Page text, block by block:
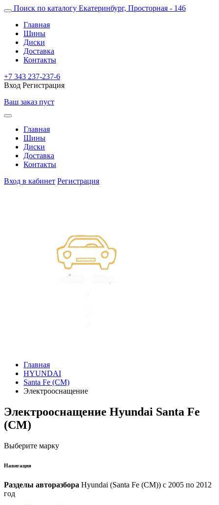
Поиск по каталогу Екатеринбург, Просторная - 146
Главная
Шины
Диски
Доставка
Контакты
+7 343 237-237-6
Вход Регистрация
Ваш заказ пуст
Главная
Шины
Диски
Доставка
Контакты
Вход в кабинет Регистрация
Главная
HYUNDAI
Santa Fe (CM)
Электрооснащение
Электрооснащение Hyundai Santa Fe
(CM)
Выберите марку
Навигация
Разделы авторазбора Hyundai (Santa Fe (CM)) с 2005 по 2012
год